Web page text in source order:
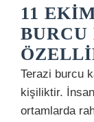
11
Terazi burcu
kişiliktir.
ortamlarda